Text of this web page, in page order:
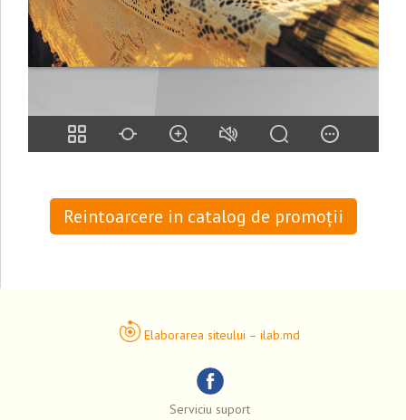
Reintoarcere in catalog de promoții
Elaborarea siteului – ilab.md
Serviciu suport